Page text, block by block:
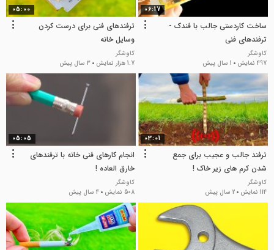
06:17
ساخت کاردستی جالب با فندک -
ترفندهای فنی
کاوشگر
497 نمایش
1 سال پیش
05:00
ترفندهای فنی برای درست کردن
وسایل خانه
کاوشگر
1.7 هزار نمایش
3 سال پیش
03:01
ترفند جالب و عجیب برای جمع
شدن کرم های زیر خاک !
کاوشگر
114 نمایش
2 سال پیش
05:05
انجام کارهای فنی خانه با ترفندهای
خارق العاده !
کاوشگر
508 نمایش
4 سال پیش